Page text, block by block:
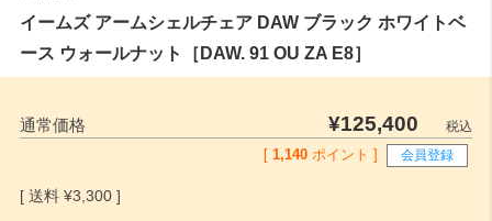
イームズ アームシェルチェア DAW ブラック ホワイトベ
ース ウォールナット［DAW. 91 OU ZA E8］
通常価格 ¥125,400
税込
1,140 ポイント ] 会員登録
¥3,300